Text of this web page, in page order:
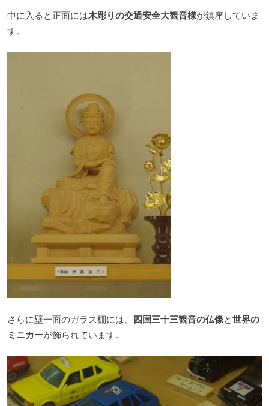
中に入ると正面には木彫りの交通安全大観音様が鎮座していま
す。
さらに壁一面のガラス棚には、 四国三十三観音の仏像と世界の
ミニカーが飾られています。